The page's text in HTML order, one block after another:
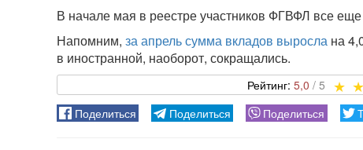
В начале мая в реестре участников ФГВФЛ все
Напомним, за апрель сумма вкладов выросла на
в иностранной, наоборот, сокращались.
5,0